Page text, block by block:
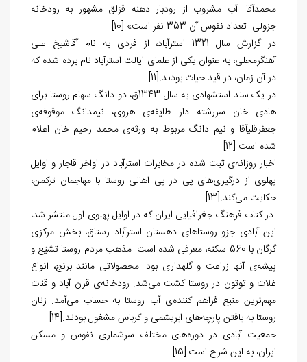
محمدآقا. آب مشروب از رودبار دهنه قزلق مشهور به رودخانه
جزولی. تعداد نفوس آن 353 نفر است».
[10]
در گزارش سال 1321 استرآباد، از فردی به نام آقاشیخ علی
آهنگرمحلی، به عنوان یکی از علمای ایالت استرآباد نام برده شده که
در آن زمان، در قید حیات بودند.[11]
در یک سند استشهادی به سال 1343ق، دو دانگ سهام روستا برای
هادی خان سررشته دار طایفه‌ی هروی، نیم‏دانگ موقوفه‌ی
جعفرقلی‏آقا و نیم دانگ مربوط به ورثه‌ی محمد رحیم خان اعلام
شده است.[12]
اخبار روزانه‌ی ثبت شده در مخابرات استرآباد در اواخر قاجار و اوایل
پهلوی از درگیری‌های پی در پی اهالی روستا با مهاجمان ترکمن،
حکایت می‌کند.[13]
در کتاب فرهنگ جغرافیایی ایران که در اوایل پهلوی اول منتشر شد،
این آبادی جزو روستاهای دهستان استرآباد رستاق، بخش مرکزی
گرگان با 560 سکنه، معرفی شده ‌است. مذهب مردم روستا تشیّع و
پیشه‌ی آنها زراعت و گله‏داری بود. محصولاتی مانند برنج، انواع
غلات و توتون در روستا کشت می‌شد. رودخانه‌ی قرن آباد و قنات
مهم‌ترین منبع فراهم کننده‌ی آب روستا به حساب می‌آمد. زنان
روستا به بافتن پارچه‌های ابریشمی و کرباس مشغول بودند.[14]
جمعیت آبادی در دوره‌های مختلف سرشماری نفوس و مسکن
ایران، به این شرح است:[15]